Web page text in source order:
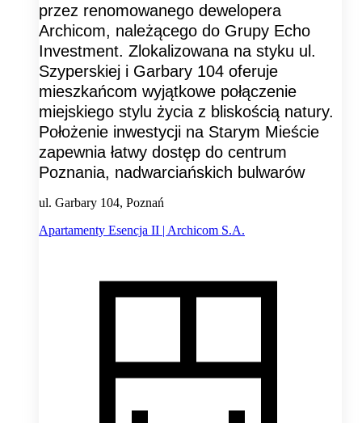
przez renomowanego dewelopera
Archicom, należącego do Grupy Echo
Investment. Zlokalizowana na styku ul.
Szyperskiej i Garbary 104 oferuje
mieszkańcom wyjątkowe połączenie
miejskiego stylu życia z bliskością natury.
Położenie inwestycji na Starym Mieście
zapewnia łatwy dostęp do centrum
Poznania, nadwarciańskich bulwarów
ul. Garbary 104, Poznań
Apartamenty Esencja II | Archicom S.A.